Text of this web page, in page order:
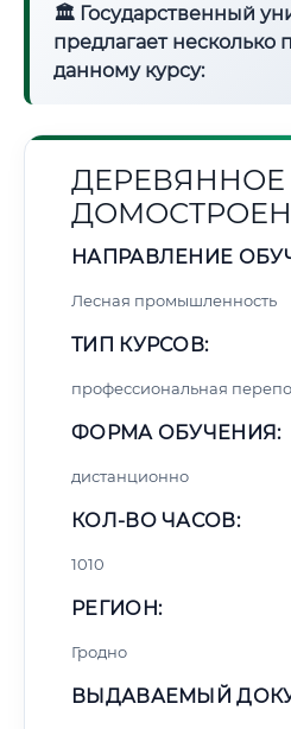
🏛 Государственный
предлагает несколько
данному курсу:
ДЕРЕВЯННОЕ
НАПРАВЛЕНИЕ
Лесная промышленность
ТИП КУРСОВ:
профессиональная
ФОРМА ОБУЧЕНИЯ:
дистанционно
КОЛ-ВО ЧАСОВ:
1010
РЕГИОН:
Гродно
ВЫДАВАЕМЫЙ